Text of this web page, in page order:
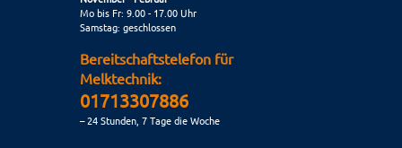
Mo bis Fr: 9.00 - 17.00 Uhr
Samstag: geschlossen
Bereitschaftstelefon für
Melktechnik:
01713307886
– 24 Stunden, 7 Tage die Woche